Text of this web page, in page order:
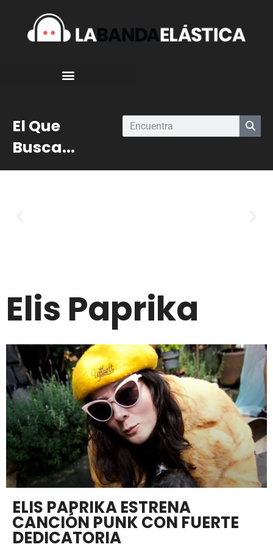
El Que
Busca...
Elis Paprika
ELIS PAPRIKA ESTRENA
CANCIÓN PUNK CON FUERTE
DEDICATORIA